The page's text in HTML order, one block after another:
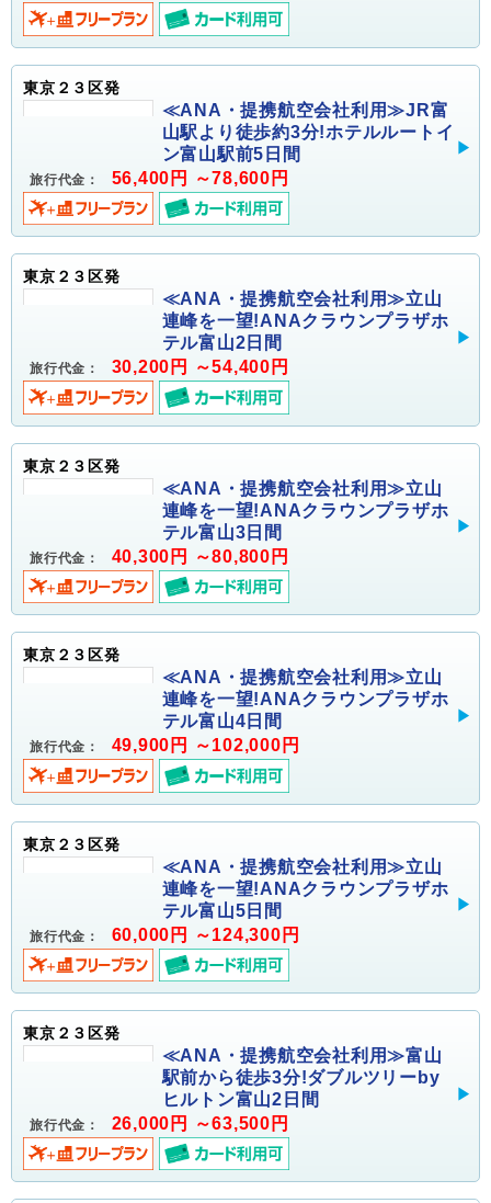
東京２３区発
≪ANA・提携航空会社利用≫JR富
山駅より徒歩約3分!ホテルルートイ
ン富山駅前5日間
旅行代金： 56,400円 ～78,600円
東京２３区発
≪ANA・提携航空会社利用≫立山
連峰を一望!ANAクラウンプラザホ
テル富山2日間
旅行代金： 30,200円 ～54,400円
東京２３区発
≪ANA・提携航空会社利用≫立山
連峰を一望!ANAクラウンプラザホ
テル富山3日間
旅行代金： 40,300円 ～80,800円
東京２３区発
≪ANA・提携航空会社利用≫立山
連峰を一望!ANAクラウンプラザホ
テル富山4日間
旅行代金： 49,900円 ～102,000円
東京２３区発
≪ANA・提携航空会社利用≫立山
連峰を一望!ANAクラウンプラザホ
テル富山5日間
旅行代金： 60,000円 ～124,300円
東京２３区発
≪ANA・提携航空会社利用≫富山
駅前から徒歩3分!ダブルツリーby
ヒルトン富山2日間
旅行代金： 26,000円 ～63,500円